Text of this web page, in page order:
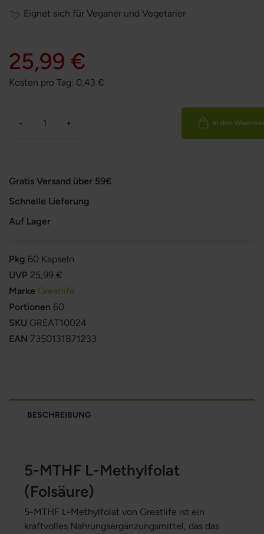
Eignet sich für Veganer und Vegetarier
25,99 €
Kosten pro Tag: 0,43 €
- + In den
Gratis Versand über 59€
Schnelle Lieferung
Auf Lager
Pkg 60 Kapseln
UVP 25,99 €
Marke Greatlife
Portionen 60
SKU GREAT10024
EAN 7350131871233
BESCHREIBUNG
5-MTHF L-Methylfolat
(Folsäure)
5-MTHF L-Methylfolat von Greatlife ist ein
kraftvolles Nahrungsergänzungsmittel, das das